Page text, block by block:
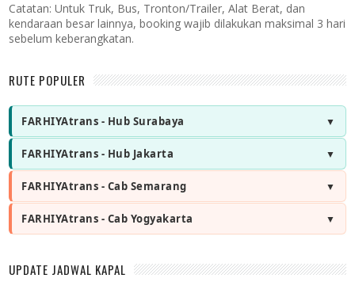
Catatan: Untuk Truk, Bus, Tronton/Trailer, Alat Berat, dan
kendaraan besar lainnya, booking wajib dilakukan maksimal 3 hari
sebelum keberangkatan.
RUTE POPULER
FARHIYAtrans - Hub Surabaya
FARHIYAtrans - Hub Jakarta
FARHIYAtrans - Cab Semarang
FARHIYAtrans - Cab Yogyakarta
UPDATE JADWAL KAPAL